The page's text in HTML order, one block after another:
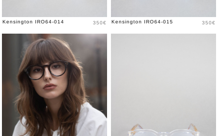
Kensington IRO64-014 Prix
350€ Kensington IRO64-015 Prix
350€